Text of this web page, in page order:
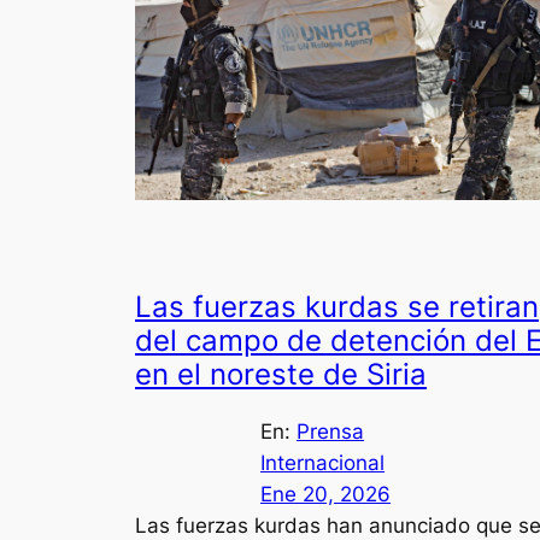
Las fuerzas kurdas se retiran
del campo de detención del
en el noreste de Siria
En: Prensa
Internacional
Ene 20, 2026
Las fuerzas kurdas han anunciado que se